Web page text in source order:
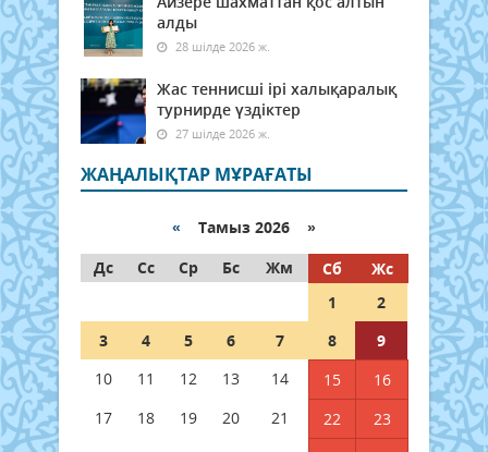
алды
28 шілде 2026 ж.
Жас теннисші ірі халықаралық
турнирде үздіктер
27 шілде 2026 ж.
ЖАҢАЛЫҚТАР МҰРАҒАТЫ
« Тамыз 2026 »
Дс
Сс Ср Бс Жм Сб
Жс
1
2
3
4 5 6 7 8
9
10
11 12 13 14 15
16
17
18 19 20 21 22
23